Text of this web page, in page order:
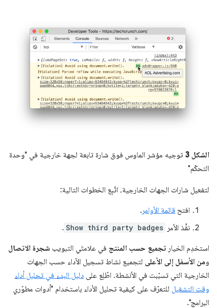
الشكل 3
توجيه مؤشر الماوس فوق شارة تابعة لجهة خارجية في "وحدة
التحكّم"
لتفعيل شارات الجهات الخارجية، اتّبِع الخطوات التالية:
افتح قائمة الأوامر .
نفِّذ الأمر Show third party badges
.
استخدِم الخيار تجميع حسب المنتج في علامتَي التبويب شجرة الاتصال
ومن الأسفل إلى الأعلى لتجميع نشاط تسجيل الأداء حسب الجهات
الخارجية التي تسبّبت في الأنشطة. اطّلِع على دليل البدء في تحليل أداء
وقت التشغيل للتعرّف على كيفية تحليل الأداء باستخدام "أدوات مطوّري
البرامج".